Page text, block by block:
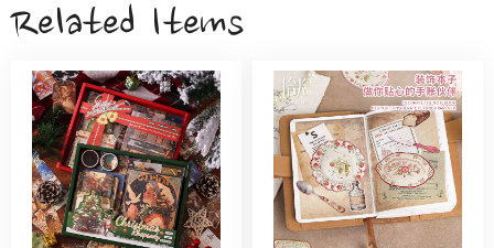
Related Items